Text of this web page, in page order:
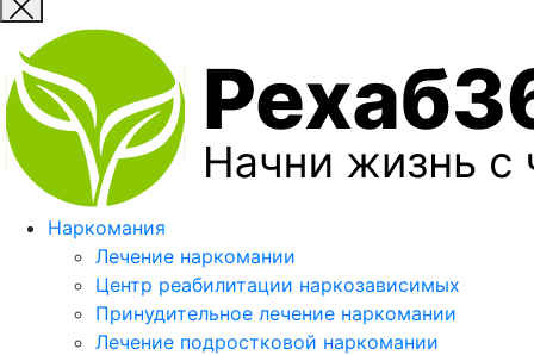
Наркомания
Лечение наркомании
Центр реабилитации наркозависимых
Принудительное лечение наркомании
Лечение подростковой наркомании